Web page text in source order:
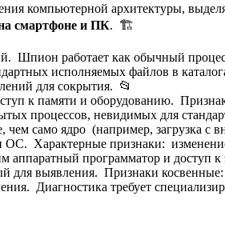
компьютерной архитектуры,
смартфоне и ПК. 🏗️
Шпион работает как обычный
исполняемых файлов в
для сокрытия. 📂
к памяти и оборудованию.
процессов, невидимых для
само ядро (например, загрузка с
Характерные признаки:
программатор и доступ
выявления. Признаки
Диагностика требует